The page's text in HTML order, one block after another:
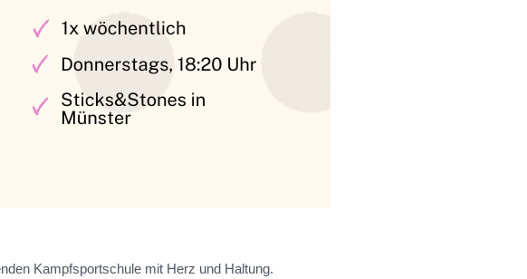
Kampfsportschule mit Herz und Haltung.